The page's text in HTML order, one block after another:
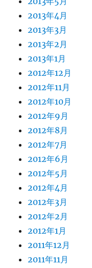
2013年4月
2013年3月
2013年2月
2013年1月
2012年12月
2012年11月
2012年10月
2012年9月
2012年8月
2012年7月
2012年6月
2012年5月
2012年4月
2012年3月
2012年2月
2012年1月
2011年12月
2011年11月